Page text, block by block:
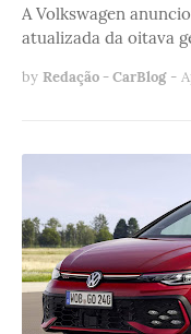
A Volkswagen
atualizada da oitava
by Redação - CarBlog -